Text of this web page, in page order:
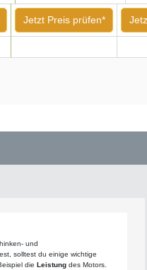
Jetzt Preis prüfen*
und
solltest du einige wichtige
die Leistung des Motors.